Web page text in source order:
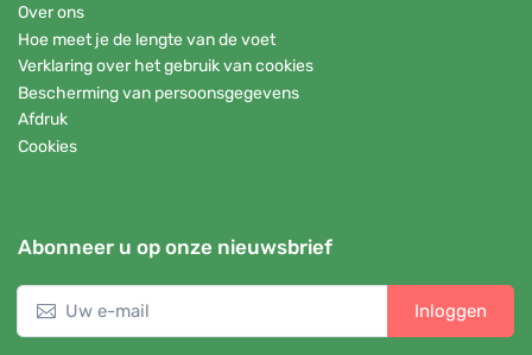
Over ons
Hoe meet je de lengte van de voet
Verklaring over het gebruik van cookies
Bescherming van persoonsgegevens
Afdruk
Cookies
Abonneer u op onze nieuwsbrief
Inloggen